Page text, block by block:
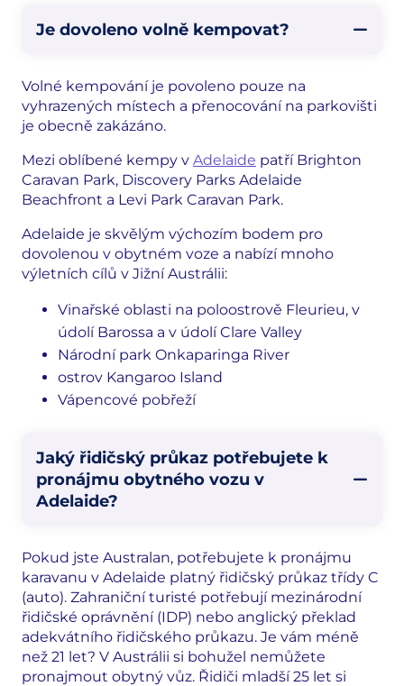
Je dovoleno volně kempovat?
Volné kempování je povoleno pouze na
vyhrazených místech a přenocování na parkovišti
je obecně zakázáno.
Mezi oblíbené kempy v Adelaide patří Brighton
Caravan Park, Discovery Parks Adelaide
Beachfront a Levi Park Caravan Park.
Adelaide je skvělým výchozím bodem pro
dovolenou v obytném voze a nabízí mnoho
výletních cílů v Jižní Austrálii:
Vinařské oblasti na poloostrově Fleurieu, v
údolí Barossa a v údolí Clare Valley
Národní park Onkaparinga River
ostrov Kangaroo Island
Vápencové pobřeží
Jaký řidičský průkaz potřebujete k
pronájmu obytného vozu v
Adelaide?
Pokud jste Australan, potřebujete k pronájmu
karavanu v Adelaide platný řidičský průkaz třídy C
(auto). Zahraniční turisté potřebují mezinárodní
řidičské oprávnění (IDP) nebo anglický překlad
adekvátního řidičského průkazu. Je vám méně
než 21 let? V Austrálii si bohužel nemůžete
pronajmout obytný vůz. Řidiči mladší 25 let si